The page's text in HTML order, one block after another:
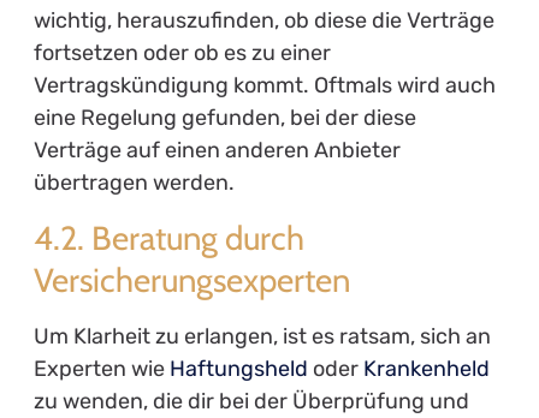
wichtig, herauszufinden, ob diese die Verträge
fortsetzen oder ob es zu einer
Vertragskündigung kommt. Oftmals wird auch
eine Regelung gefunden, bei der diese
Verträge auf einen anderen Anbieter
übertragen werden.
4.2. Beratung durch
Versicherungsexperten
Um Klarheit zu erlangen, ist es ratsam, sich an
Experten wie Haftungsheld oder Krankenheld
zu wenden, die dir bei der Überprüfung und